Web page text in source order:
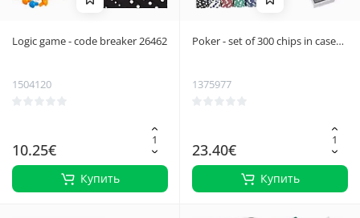
Logic game - code breaker 26462
1504120
10.25€
Купить
Poker - set of 300 chips in case
1375977
23.40€
Купить